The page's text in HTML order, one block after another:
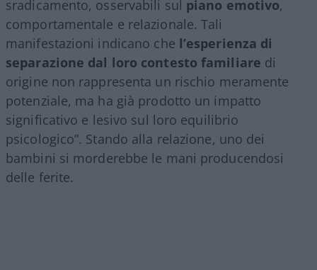
sradicamento, osservabili sul piano emotivo,
comportamentale e relazionale. Tali
manifestazioni indicano che l’esperienza di
separazione dal loro contesto familiare di
origine non rappresenta un rischio meramente
potenziale, ma ha già prodotto un impatto
significativo e lesivo sul loro equilibrio
psicologico”. Stando alla relazione, uno dei
bambini si morderebbe le mani producendosi
delle ferite.